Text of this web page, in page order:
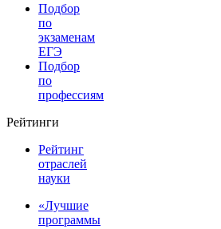
Подбор
по
экзаменам
ЕГЭ
Подбор
по
профессиям
Рейтинги
Рейтинг
отраслей
науки
«Лучшие
программы